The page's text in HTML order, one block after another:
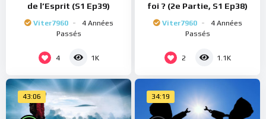
de l’Esprit (S1 Ep39)
Viter7960
4 Années
Passés
4 1K
foi ? (2e Partie, S1 Ep38)
Viter7960
4 Années
Passés
2 1.1K
43:06 34:19